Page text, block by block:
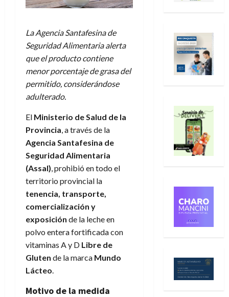
La Agencia Santafesina de
Seguridad Alimentaria alerta
que el producto contiene
menor porcentaje de grasa del
permitido, considerándose
adulterado.
El Ministerio de Salud de la
Provincia, a través de la
Agencia Santafesina de
Seguridad Alimentaria
(Assal), prohibió en todo el
territorio provincial la
tenencia, transporte,
comercialización y
exposición de la leche en
polvo entera fortificada con
vitaminas A y D Libre de
Gluten de la marca Mundo
Lácteo.
Motivo de la medida